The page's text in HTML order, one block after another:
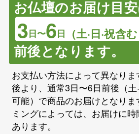
お仏壇のお届け目
3日〜6日 （土·日·祝含む
前後となります。
お支払い方法によって異なり
後より、通常3日〜6日前後（土
可能）で商品のお届けとなりま
ミングによっては、お届けに
あります。